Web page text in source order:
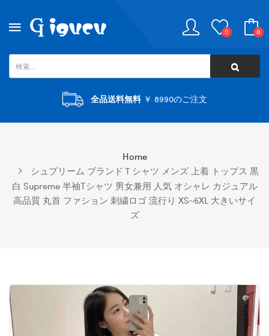
0 0
全品送料無料￥ 8990のご注文
Home
シュプリーム ブランドｔシャツ メンズ 上着 トップス 黒
白 Supreme 半袖Tシャツ 男女兼用 人気 オシャレ カジュアル
高品質 丸首 ファション 刺繍ロゴ 流行り XS~6XL 大きいサイ
ズ